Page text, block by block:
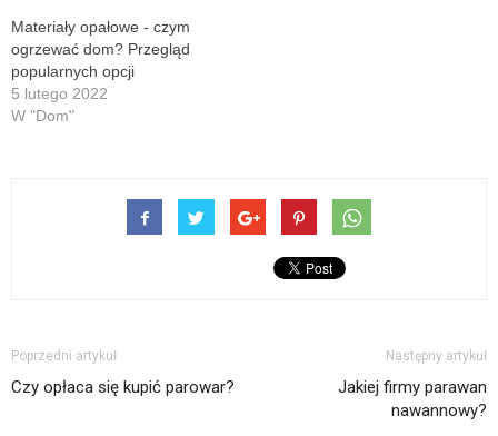
Materiały opałowe - czym
ogrzewać dom? Przegląd
popularnych opcji
5 lutego 2022
W "Dom"
Poprzedni artykuł
Czy opłaca się kupić parowar?
Następny artykuł
Jakiej firmy parawan
nawannowy?